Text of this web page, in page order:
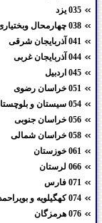
035 یزد
038 چهارمحال وبختیاری
041 آذربایجان شرقی
044 آذربایجان غربی
045 اردبیل
051 خراسان رضوی
054 سیستان و بلوچستان
056 خراسان جنوبی
058 خراسان شمالی
061 خوزستان
066 لرستان
071 فارس
074 کهگیلویه و بویراحمد
076 هرمزگان